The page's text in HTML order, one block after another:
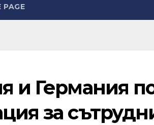
PAGE
и Германия
за